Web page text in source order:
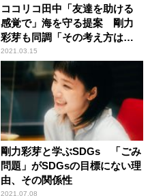
ココリコ田中「友達を助ける
感覚で」海を守る提案 剛力
彩芽も同調「その考え方はす
ごく大事」
2021.03.15
剛力彩芽と学ぶSDGs 「ごみ
問題」がSDGsの目標にない理
由、その関係性
2021.07.08